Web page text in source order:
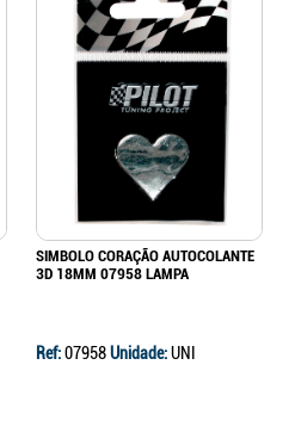
SIMBOLO CORAÇÃO AUTOCOLANTE
3D 18MM 07958 LAMPA
Ref:07958Unidade:UNI